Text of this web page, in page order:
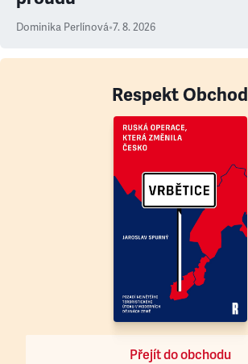
Dominika Perlínová•7. 8. 2026
Respekt Obchod
Přejít do obchodu